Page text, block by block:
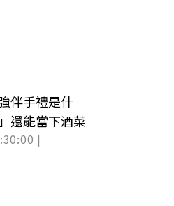
伴手禮是什
還能當下酒菜
|